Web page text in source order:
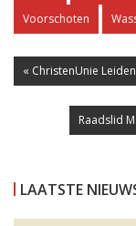
Voorschoten
« ChristenUnie
Raadslid
LAATSTE